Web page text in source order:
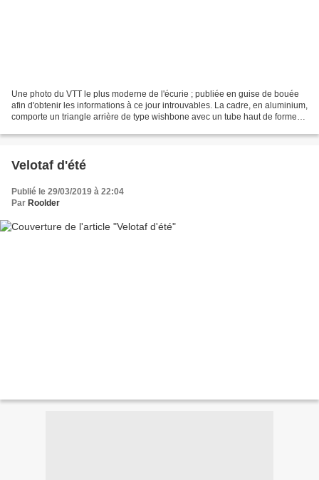
Une photo du VTT le plus moderne de l'écurie ; publiée en guise de bouée
afin d'obtenir les informations à ce jour introuvables. La cadre, en aluminium,
comporte un triangle arrière de type wishbone avec un tube haut de forme
Velotaf d'été
Publié le 29/03/2019 à 22:04
Par Roolder